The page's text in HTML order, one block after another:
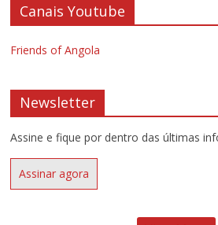
Canais Youtube
Friends of Angola
Newsletter
Assine e fique por dentro das últimas
Assinar agora